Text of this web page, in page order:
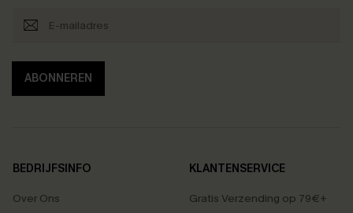
ABONNEREN
BEDRIJFSINFO
Over Ons
KLANTENSERVICE
Gratis Verzending op 79€+